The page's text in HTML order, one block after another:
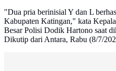
"Dua pria berinisial Y dan L
Kabupaten Katingan," kata
Besar Polisi Dodik Hartono saat
Dikutip dari Antara, Rabu (8/7/